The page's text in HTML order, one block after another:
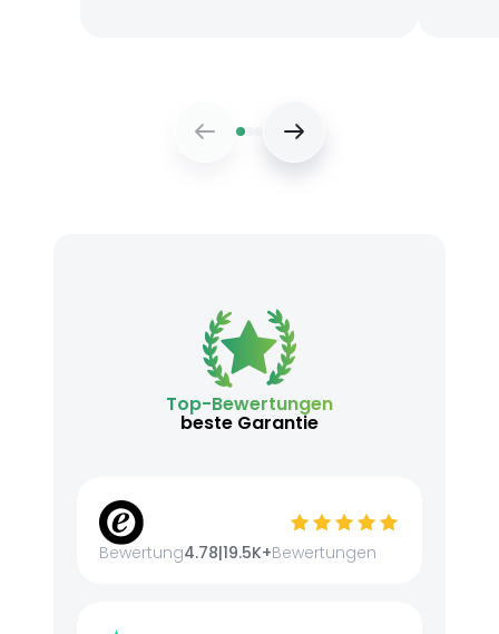
Top-Bewertungen
beste Garantie
Bewertung4.78|19.5K+Bewertungen